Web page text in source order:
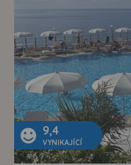
9,4
VYNIKAJÍCÍ